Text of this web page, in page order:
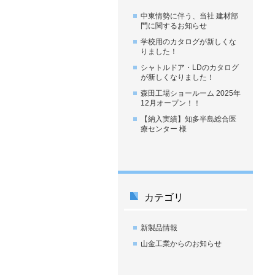
中東情勢に伴う、当社 建材部
門に関するお知らせ
学校用のカタログが新しくな
りました！
シャトルドア・LDのカタログ
が新しくなりました！
森田工場ショールーム 2025年
12月オープン！！
【納入実績】知多半島総合医
療センター 様
カテゴリ
新製品情報
山金工業からのお知らせ